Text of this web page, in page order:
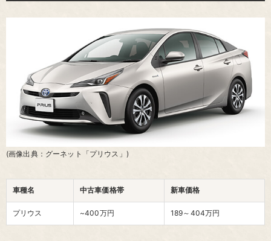
(画像出典：グーネット「プリウス」)
車種名 中古車価格帯 新車価格
プリウス ~400万円 189～404万円